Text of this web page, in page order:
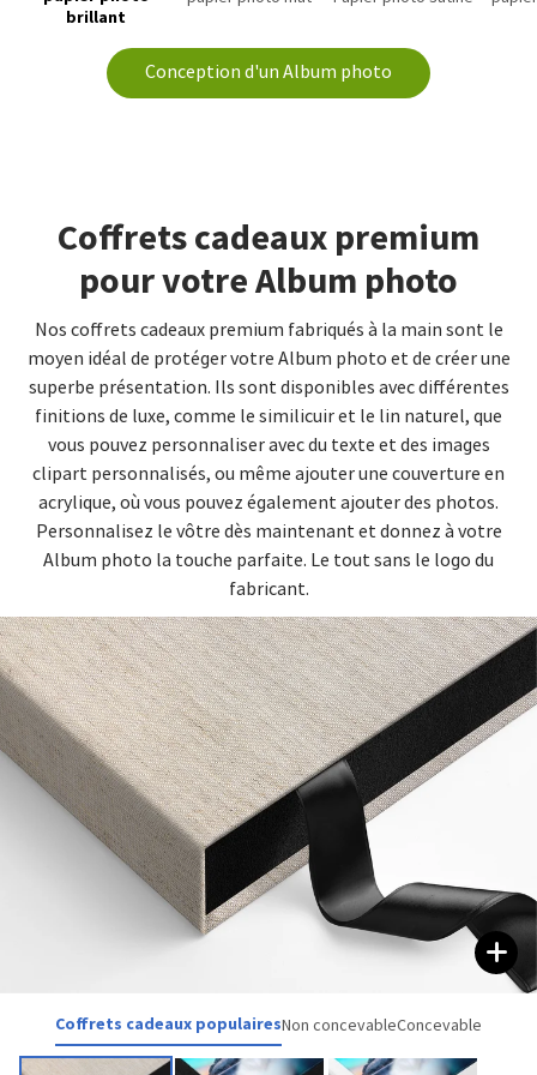
brillant
Conception d'un Album photo
Coffrets cadeaux premium
pour votre Album photo
Nos coffrets cadeaux premium fabriqués à la main sont le
moyen idéal de protéger votre Album photo et de créer une
superbe présentation. Ils sont disponibles avec différentes
finitions de luxe, comme le similicuir et le lin naturel, que
vous pouvez personnaliser avec du texte et des images
clipart personnalisés, ou même ajouter une couverture en
acrylique, où vous pouvez également ajouter des photos.
Personnalisez le vôtre dès maintenant et donnez à votre
Album photo la touche parfaite. Le tout sans le logo du
fabricant.
Coffrets cadeaux populairesNon concevableConcevable